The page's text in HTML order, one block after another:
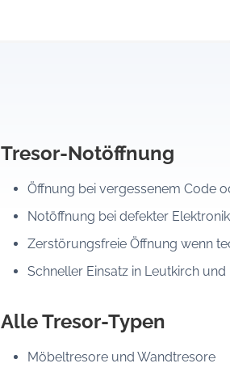
Tresor-Notöffnung
Öffnung bei vergessenem Code
Notöffnung bei defekter
Zerstörungsfreie Öffnung wenn
Schneller Einsatz in Leutkirch
Alle Tresor-Typen
Möbeltresore und Wandtresore